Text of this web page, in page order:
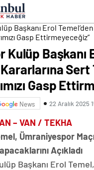
Kulüp Başkanı
Sert
Gasp
News 22 Aralık 2025
– VAN / TEKHA
Ümraniyespor
Açıkladı
Başkanı Erol